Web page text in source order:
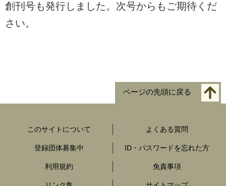
創刊号も発行しました。次号からもご期待くだ
さい。
ページの先頭に戻る
このサイトについて よくある質問
登録団体募集中 ID・パスワードを忘れた方
利用規約 免責事項